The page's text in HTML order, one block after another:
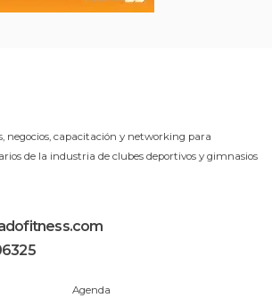
negocios, capacitación y networking para
de la industria de clubes deportivos y gimnasios
Agenda